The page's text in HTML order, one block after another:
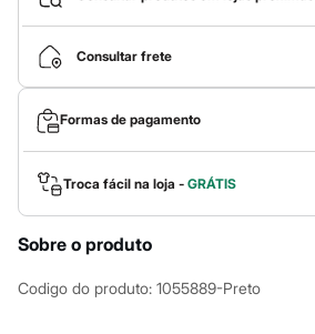
Shorts e Bermudas
Vestidos
Acessórios
Bolsas
Bonés e Chapéus
Bijoux
Cintos
Óculos
Relógios
Calçados
Botas
Rasteirinhas
Sapatilhas
Consultar frete
Formas de pagamento
Troca fácil na loja - GRÁTIS
Sobre o produto
Codigo do produto: 1055889-Preto